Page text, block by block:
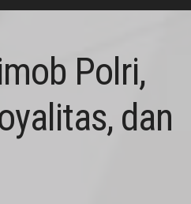
Polri,
dan